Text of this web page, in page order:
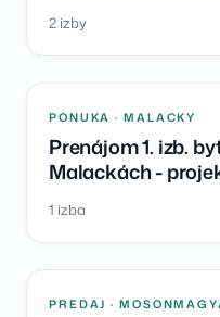
2 izby
PONUKA · MALACKY
Prenájom 1. izb.
Malackách -
1 izba
PREDAJ ·